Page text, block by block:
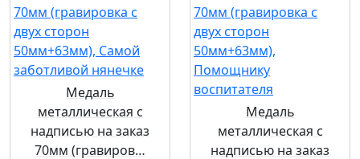
Медаль
металлическая с
надписью на заказ
70мм (гравиров…
Медаль
металлическая с
надписью на заказ